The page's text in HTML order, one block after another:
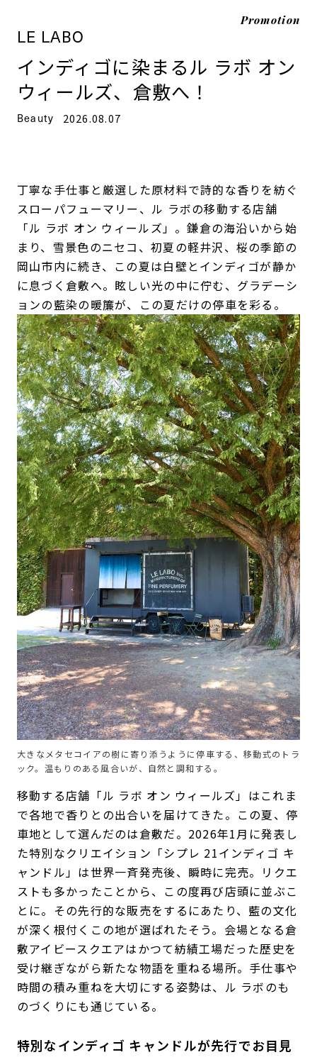
Promotion
LE LABO
インディゴに染まるル ラボ オン
ウィールズ、倉敷へ！
Beauty 2026.08.07
丁寧な手仕事と厳選した原材料で詩的な香りを紡ぐ
スローパフューマリー、ル ラボの移動する店舗
「ル ラボ オン ウィールズ」。鎌倉の海沿いから始
まり、雪景色のニセコ、初夏の軽井沢、桜の季節の
岡山市内に続き、この夏は白壁とインディゴが静か
に息づく倉敷へ。眩しい光の中に佇む、グラデーシ
ョンの藍染の暖簾が、この夏だけの停車を彩る。
大きなメタセコイアの樹に寄り添うように停車する、移動式のトラ
ック。温もりのある風合いが、自然と調和する。
移動する店舗「ル ラボ オン ウィールズ」はこれま
で各地で香りとの出合いを届けてきた。この夏、停
車地として選んだのは倉敷だ。2026年1月に発表し
た特別なクリエイション「シプレ 21インディゴ キ
ャンドル」は世界一斉発売後、瞬時に完売。リクエ
ストも多かったことから、この度再び店頭に並ぶこ
とに。その先行的な販売をするにあたり、藍の文化
が深く根付くこの地が選ばれたそう。会場となる倉
敷アイビースクエアはかつて紡績工場だった歴史を
受け継ぎながら新たな物語を重ねる場所。手仕事や
時間の積み重ねを大切にする姿勢は、ル ラボのも
のづくりにも通じている。
特別なインディゴ キャンドルが先行でお目見